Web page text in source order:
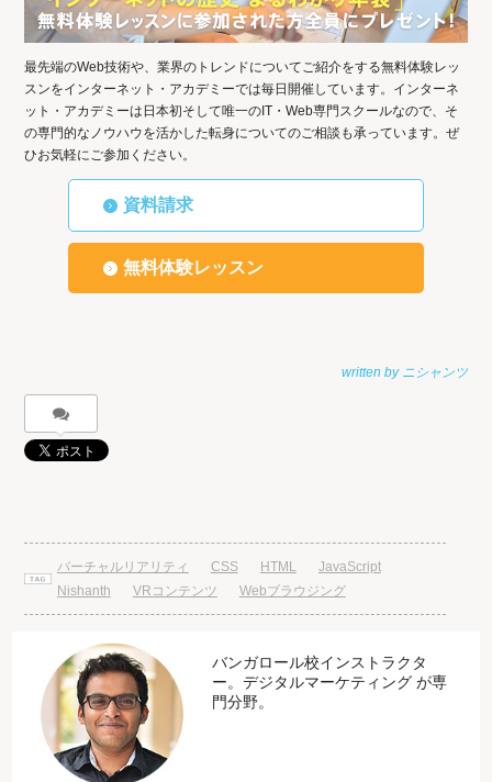
最先端のWeb技術や、業界のトレンドについてご紹介をする無料体験レッ
スンをインターネット・アカデミーでは毎日開催しています。インターネ
ット・アカデミーは日本初そして唯一のIT・Web専門スクールなので、そ
の専門的なノウハウを活かした転身についてのご相談も承っています。ぜ
ひお気軽にご参加ください。
資料請求
無料体験レッスン
バーチャルリアリティ CSS HTML
JavaScript
Nishanth
VRコンテンツ Webブラウジング
バンガロール校インストラクタ
ー。デジタルマーケティング が専
門分野。